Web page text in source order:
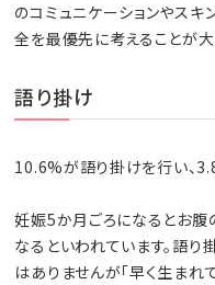
のコミュニケーションやスキ
全を最優先に考えることが大
語り掛け
10.6%が語り掛けを行い、
妊娠5か月ごろになるとお腹
なるといわれています。語
はありませんが「早く生まれ